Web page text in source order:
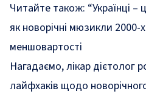
Читайте також: “Українці
як новорічні мюзикли 2000-
меншовартості
Нагадаємо, лікар дієтолог
лайфхаків щодо